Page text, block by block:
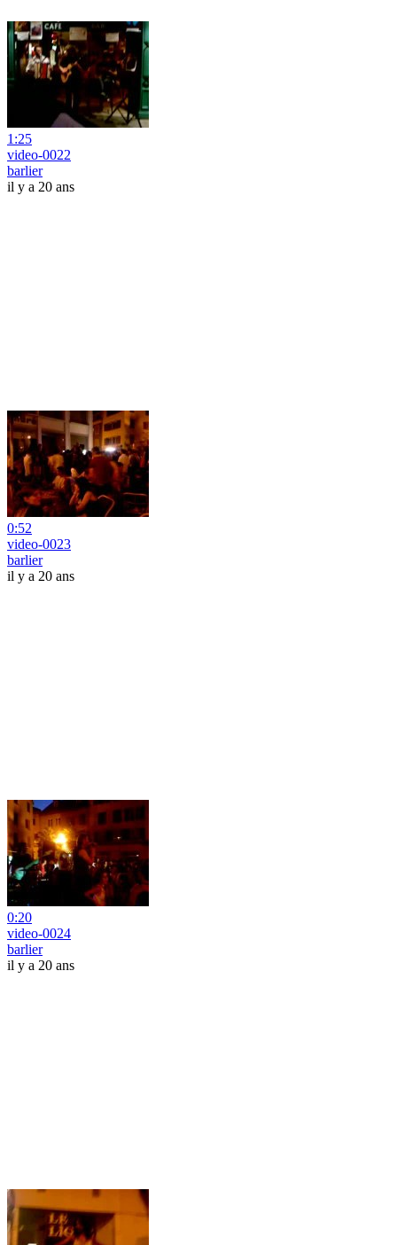
1:25
video-0022
barlier
il y a 20 ans
0:52
video-0023
barlier
il y a 20 ans
0:20
video-0024
barlier
il y a 20 ans